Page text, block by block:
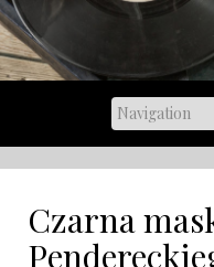
Czarna